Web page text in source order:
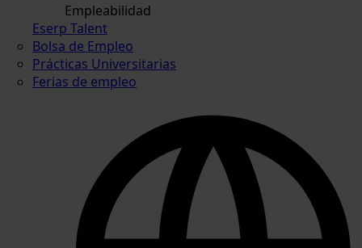
Empleabilidad
Eserp Talent
Bolsa de Empleo
Prácticas Universitarias
Ferias de empleo